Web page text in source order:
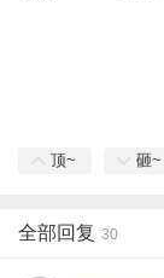
顶~ 砸~
全部回复 30